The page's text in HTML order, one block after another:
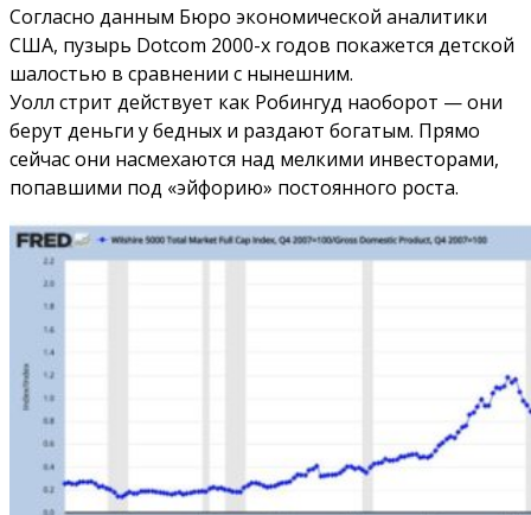
Согласно данным Бюро экономической аналитики
США, пузырь Dotcom 2000-х годов покажется детской
шалостью в сравнении с нынешним.
Уолл стрит действует как Робингуд наоборот — они
берут деньги у бедных и раздают богатым. Прямо
сейчас они насмехаются над мелкими инвесторами,
попавшими под «эйфорию» постоянного роста.